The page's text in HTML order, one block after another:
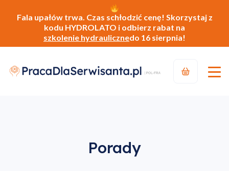
Fala upałów trwa. Czas schłodzić cenę! Skorzystaj z
kodu HYDROLATO i odbierz rabat na
szkolenie hydraulicznedo 16 sierpnia!
Porady